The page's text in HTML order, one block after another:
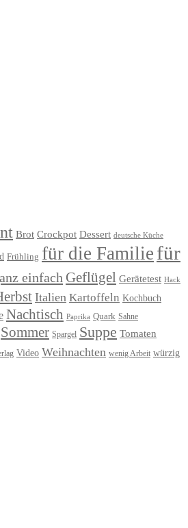
Brot Crockpot Dessert deutsche Küche
Frühling für die Familie für
einfach Geflügel Gerätetest Hack
Italien Kartoffeln Kochbuch
Nachtisch Paprika Quark Sahne
Sommer Spargel Suppe Tomaten
Video Weihnachten wenig Arbeit würzig